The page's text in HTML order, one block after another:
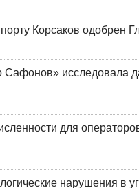
Корсаков одобрен
исследовала
для
нарушения в